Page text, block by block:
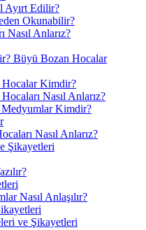
Ayırt Edilir?
Okunabilir?
Nasıl Anlarız?
Büyü Bozan Hocalar
Hocalar Kimdir?
Nasıl Anlarız?
Medyumlar Kimdir?
Nasıl Anlarız?
Şikayetleri
Nasıl Anlaşılır?
ve Şikayetleri